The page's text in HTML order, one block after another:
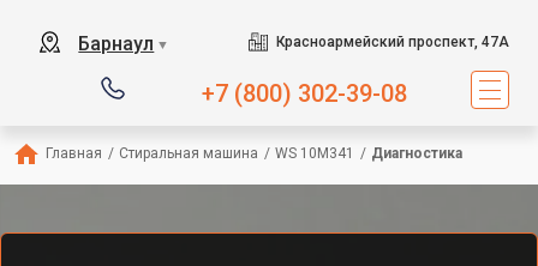
Барнаул ▼ Красноармейский проспект, 47А
+7 (800) 302-39-08
Главная / Стиральная машина / WS 10M341 / Диагностика